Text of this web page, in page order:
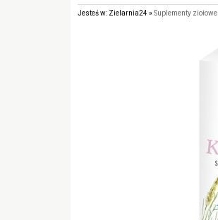
Jesteś w: Zielarnia24 »Suplementy ziołowe